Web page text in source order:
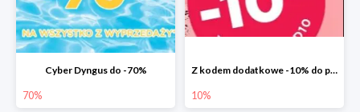
Cyber Dyngus do -70%
70%
Z kodem dodatkowe -10% do promocji -50%!
10%